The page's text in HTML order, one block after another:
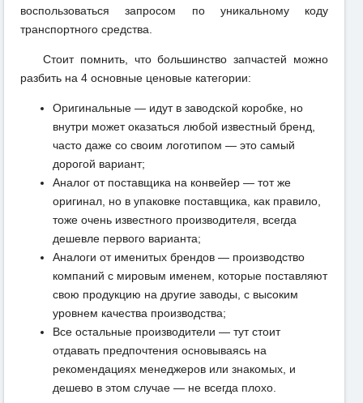
воспользоваться запросом по уникальному коду
транспортного средства.
Стоит помнить, что большинство запчастей можно
разбить на 4 основные ценовые категории:
Оригинальные — идут в заводской коробке, но
внутри может оказаться любой известный бренд,
часто даже со своим логотипом — это самый
дорогой вариант;
Аналог от поставщика на конвейер — тот же
оригинал, но в упаковке поставщика, как правило,
тоже очень известного производителя, всегда
дешевле первого варианта;
Аналоги от именитых брендов — производство
компаний с мировым именем, которые поставляют
свою продукцию на другие заводы, с высоким
уровнем качества производства;
Все остальные производители — тут стоит
отдавать предпочтения основываясь на
рекомендациях менеджеров или знакомых, и
дешево в этом случае — не всегда плохо.